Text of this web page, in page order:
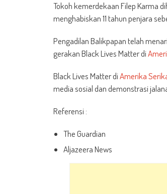
Tokoh kemerdekaan Filep Karma
menghabiskan 11 tahun penjara
Pengadilan Balikpapan telah
gerakan Black Lives Matter di
Black Lives Matter diAmerika
media sosial dan demonstrasi
Referensi :
The Guardian
Aljazeera News